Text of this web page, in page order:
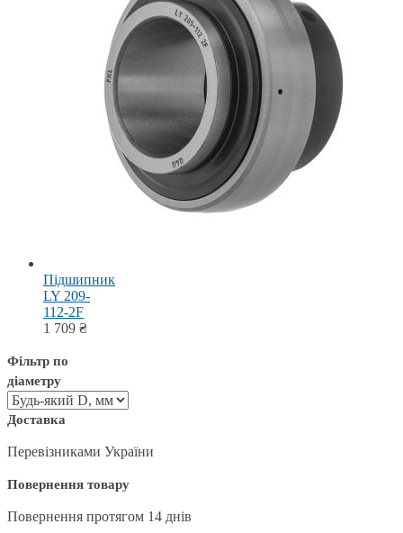
Підшипник
LY 209-
112-2F
1 709 ₴
Фільтр по
діаметру
Доставка
Перевізниками України
Повернення товару
Повернення протягом 14 днів